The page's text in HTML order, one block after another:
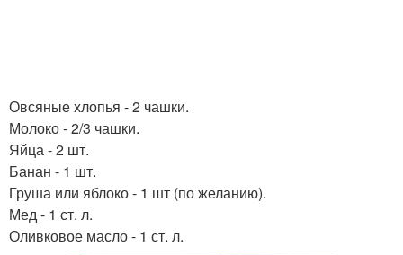
Овсяные хлопья - 2 чашки.
Молоко - 2/3 чашки.
Яйца - 2 шт.
Банан - 1 шт.
Груша или яблоко - 1 шт (по желанию).
Мед - 1 ст. л.
Оливковое масло - 1 ст. л.